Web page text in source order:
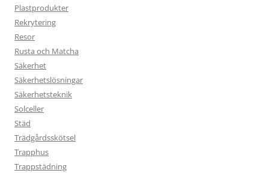
Plastprodukter
Rekrytering
Resor
Rusta och Matcha
Säkerhet
Säkerhetslösningar
Säkerhetsteknik
Solceller
Städ
Trädgårdsskötsel
Trapphus
Trappstädning